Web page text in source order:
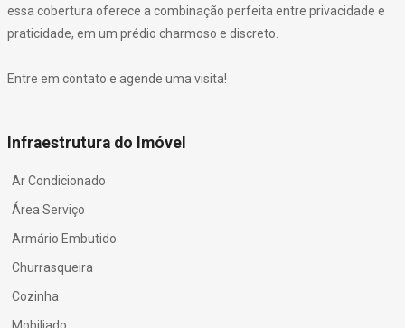
essa cobertura oferece a combinação perfeita entre privacidade e
praticidade, em um prédio charmoso e discreto.
Entre em contato e agende uma visita!
Infraestrutura do Imóvel
Ar Condicionado
Área Serviço
Armário Embutido
Churrasqueira
Cozinha